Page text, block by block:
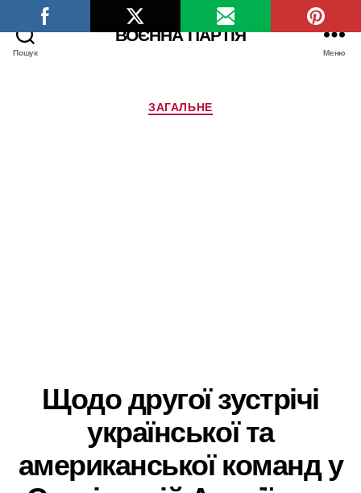
Пошук
ВОЄННА ПАРТІЯ
Меню
Категорії
ЗАГАЛЬНЕ
Щодо другої зустрічі
української та
американської команд у